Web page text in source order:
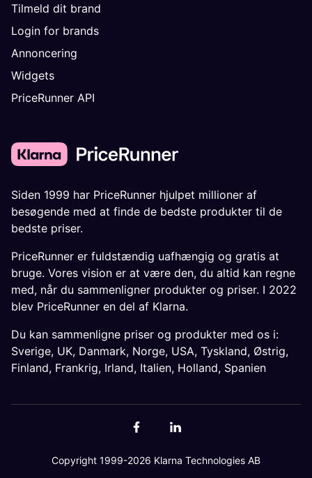
Tilmeld dit brand
Login for brands
Annoncering
Widgets
PriceRunner API
Siden 1999 har PriceRunner hjulpet millioner af
besøgende med at finde de bedste produkter til de
bedste priser.
PriceRunner er fuldstændig uafhængig og gratis at
bruge. Vores vision er at være den, du altid kan regne
med, når du sammenligner produkter og priser. I 2022
blev PriceRunner en del af Klarna.
Du kan sammenligne priser og produkter med os i:
Sverige, UK, Danmark, Norge, USA, Tyskland, Østrig,
Finland, Frankrig, Irland, Italien, Holland, Spanien
Copyright 1999-2026 Klarna Technologies AB